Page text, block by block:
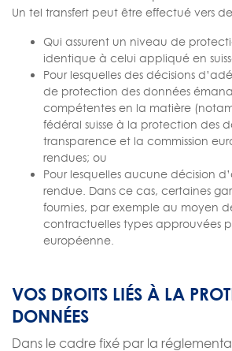
Un tel transfert peut être effectué vers
Qui assurent un niveau de
identique à celui appliqué en
Pour lesquelles des décisions
de protection des données
compétentes en la matière
fédéral suisse à la protection des
transparence et la commission
rendues; ou
Pour lesquelles aucune décision
rendue. Dans ce cas, certaines
fournies, par exemple au moyen
contractuelles types approuvées
européenne.
VOS DROITS LIÉS À LA
DONNÉES
Dans le cadre fixé par la